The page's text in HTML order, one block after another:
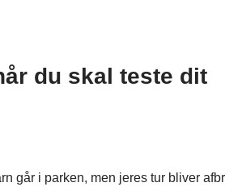
du skal teste dit
går i parken, men jeres tur bliver